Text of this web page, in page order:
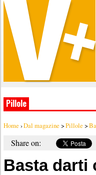
Pillole
Home ›Dal magazine >Pillole >
Share on:
Basta darti